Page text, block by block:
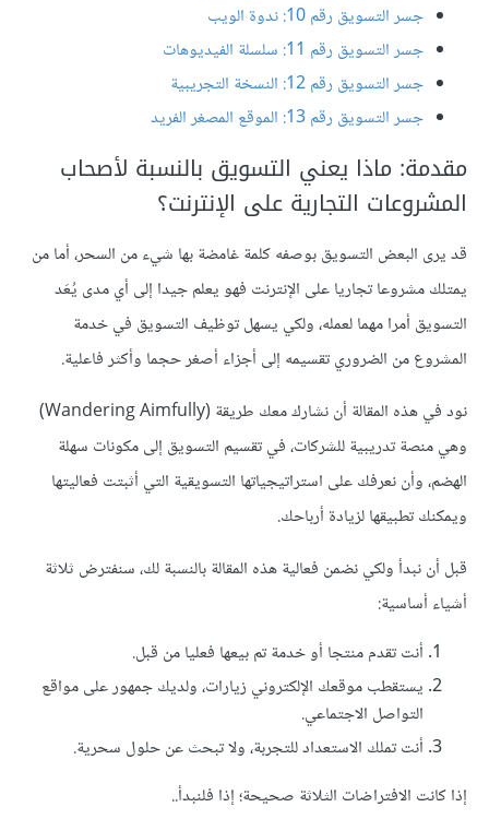
جسر التسويق رقم 10: ندوة الويب
جسر التسويق رقم 11: سلسلة الفيديوهات
جسر التسويق رقم 12: النسخة التجريبية
جسر التسويق رقم 13: الموقع المصغر الفريد
مقدمة: ماذا يعني التسويق بالنسبة لأصحاب
المشروعات التجارية على الإنترنت؟
قد يرى البعض التسويق بوصفه كلمة غامضة بها شيء من السحر، أما من
يمتلك مشروعا تجاريا على الإنترنت فهو يعلم جيدا إلى أي مدى يُعَد
التسويق أمرا مهما لعمله، ولكي يسهل توظيف التسويق في خدمة
المشروع من الضروري تقسيمه إلى أجزاء أصغر حجما وأكثر فاعلية.
نود في هذه المقالة أن نشارك معك طريقة (Wandering Aimfully)
وهي منصة تدريبية للشركات، في تقسيم التسويق إلى مكونات سهلة
الهضم، وأن نعرفك على استراتيجياتها التسويقية التي أثبتت فعاليتها
ويمكنك تطبيقها لزيادة أرباحك.
قبل أن نبدأ ولكي نضمن فعالية هذه المقالة بالنسبة لك، سنفترض ثلاثة
أشياء أساسية:
أنت تقدم منتجا أو خدمة تم بيعها فعليا من قبل.
يستقطب موقعك الإلكتروني زيارات، ولديك جمهور على مواقع
التواصل الاجتماعي.
أنت تملك الاستعداد للتجربة، ولا تبحث عن حلول سحرية.
إذا كانت الافتراضات الثلاثة صحيحة؛ إذا فلنبدأ..